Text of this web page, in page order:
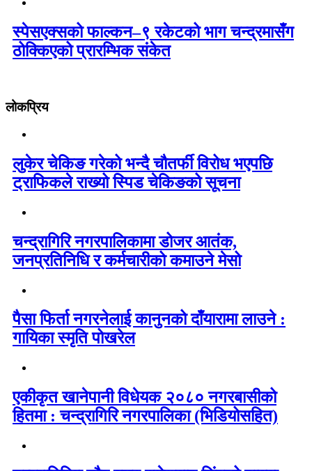
स्पेसएक्सको फाल्कन–९ रकेटको भाग चन्द्रमासँग
ठोक्किएको प्रारम्भिक संकेत
लोकप्रिय
लुकेर चेकिङ गरेको भन्दै चौतर्फी विरोध भएपछि
ट्राफिकले राख्यो स्पिड चेकिङको सूचना
चन्द्रागिरि नगरपालिकामा डोजर आतंक,
जनप्रतिनिधि र कर्मचारीको कमाउने मेसो
पैसा फिर्ता नगरनेलाई कानुनको दाँयारामा लाउने :
गायिका स्‍मृति पोखरेल
एकीकृत खानेपानी विधेयक २०८० नगरबासीको
हितमा : चन्द्रागिरि नगरपालिका (भिडियोसहित)